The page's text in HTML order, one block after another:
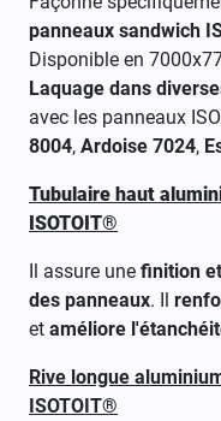
panneaux sandwich
Disponible en
Laquage dans
avec les panneaux
8004, Ardoise 7024,
Tubulaire haut
ISOTOIT®
Il assure une finition
des panneaux. Il
et améliore
Rive longue
ISOTOIT®